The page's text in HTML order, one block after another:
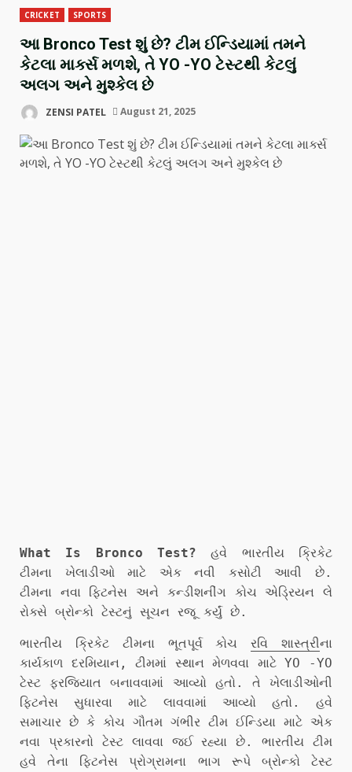
CRICKET SPORTS
આ Bronco Test શું છે? ટીમ ઈન્ડિયામાં તમને
કેટલા માર્ક્સ મળશે, તે YO -YO ટેસ્ટથી કેટલું
અલગ અને મુશ્કેલ છે
ZENSI PATEL August 21, 2025
What Is Bronco Test? હવે ભારતીય ક્રિકેટ
ટીમના ખેલાડીઓ માટે એક નવી કસોટી આવી છે.
ટીમના નવા ફિટનેસ અને કન્ડીશનીંગ કોચ એડ્રિયન લે
રોક્સે બ્રોન્કો ટેસ્ટનું સૂચન રજૂ કર્યું છે.
ભારતીય ક્રિકેટ ટીમના ભૂતપૂર્વ કોચરવિ શાસ્ત્રીના
કાર્યકાળ દરમિયાન, ટીમમાં સ્થાન મેળવવા માટે YO -YO
ટેસ્ટ ફરજિયાત બનાવવામાં આવ્યો હતો. તે ખેલાડીઓની
ફિટનેસ સુધારવા માટે લાવવામાં આવ્યો હતો. હવે
સમાચાર છે કે કોચ ગૌતમ ગંભીર ટીમ ઈન્ડિયા માટે એક
નવા પ્રકારનો ટેસ્ટ લાવવા જઈ રહ્યા છે. ભારતીય ટીમ
હવે તેના ફિટનેસ પ્રોગ્રામના ભાગ રૂપે બ્રોન્કો ટેસ્ટ